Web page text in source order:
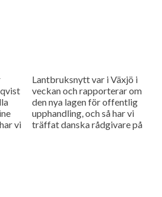
vi
Lantbruksnytt var i Växjö i
veckan och rapporterar om
den nya lagen för offentlig
upphandling, och så har vi
träffat danska rådgivare på